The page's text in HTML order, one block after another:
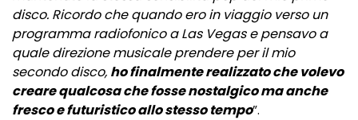
disco. Ricordo che quando ero in viaggio verso un
programma radiofonico a Las Vegas e pensavo a
quale direzione musicale prendere per il mio
secondo disco, ho finalmente realizzato che volevo
creare qualcosa che fosse nostalgico ma anche
fresco e futuristico allo stesso tempo”.